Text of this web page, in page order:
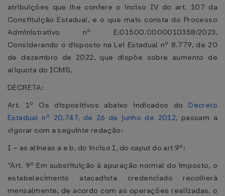
atribuições que lhe confere o inciso IV do art. 107 da
Constituição Estadual, e o que mais consta do Processo
Administrativo nº E:01500.0000010358/2023,
Considerando o disposto na Lei Estadual nº 8.779, de 20
de dezembro de 2022, que dispõe sobre aumento de
alíquota do ICMS,
DECRETA:
Art. 1º Os dispositivos abaixo indicados do Decreto
Estadual nº 20.747, de 26 de junho de 2012, passam a
vigorar com a seguinte redação:
I – as alíneas a e b, do inciso I, do caput do art.9º:
“Art. 9º Em substituição à apuração normal do imposto, o
estabelecimento atacadista credenciado recolherá
mensalmente, de acordo com as operações realizadas, o